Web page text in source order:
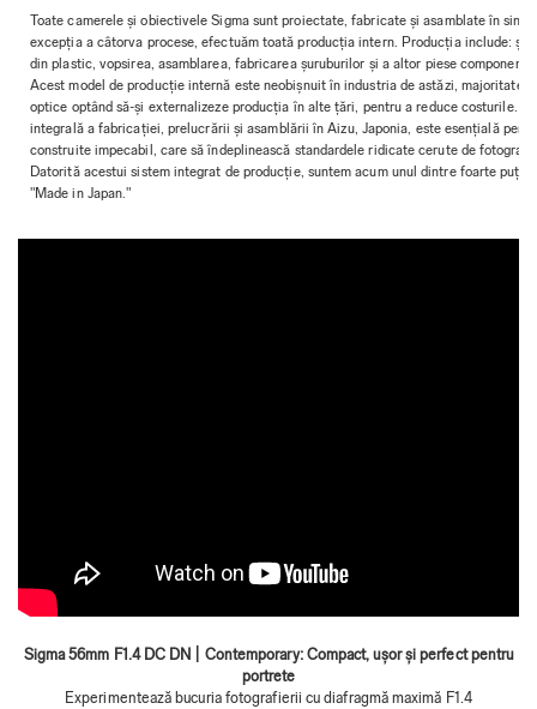
Toate camerele și obiectivele Sigma sunt proiectate, fabricate și asamblate în
excepția a câtorva procese, efectuăm toată producția intern. Producția include:
din plastic, vopsirea, asamblarea, fabricarea șuruburilor și a altor piese
Acest model de producție internă este neobișnuit în industria de astăzi,
optice optând să-și externalizeze producția în alte țări, pentru a reduce costurile.
integrală a fabricației, prelucrării și asamblării în Aizu, Japonia, este esențială
construite impecabil, care să îndeplinească standardele ridicate cerute de
Datorită acestui sistem integrat de producție, suntem acum unul dintre foarte
"Made in Japan."
Sigma 56mm F1.4 DC DN | Contemporary: Compact, ușor și perfect pentru
portrete
Experimentează bucuria fotografierii cu diafragmă maximă F1.4